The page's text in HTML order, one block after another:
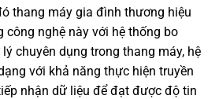
thang máy gia đình thương hiệu
công nghệ này với hệ thống bo
chuyên dụng trong thang máy, hệ
với khả năng thực hiện truyền
nhận dữ liệu để đạt được độ tin